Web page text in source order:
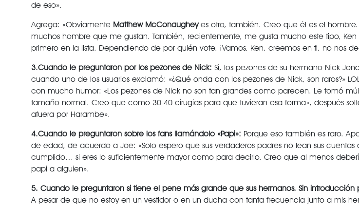
de eso».
Agrega: «Obviamente Matthew McConaugheyes otro, también. Creo que él es el hombre.
muchos hombre que me gustan. También, recientemente, me gusta mucho este tipo, Ken
primero en la lista. Dependiendo de por quién vote. ¡Vamos, Ken, creemos en ti, no nos
3.Cuando le preguntaron por los pezones de Nick: Sí, los pezones de su hermano Nick
cuando uno de los usuarios exclamó: «¿Qué onda con los pezones de Nick, son raros?»
con mucho humor: «Los pezones de Nick no son tan grandes como parecen. Le tomó
tamaño normal. Creo que como 30-40 cirugías para que tuvieran esa forma», después
afuera por Harambe».
4.Cuando le preguntaron sobre los fans llamándolo «Papi»: Porque eso también es raro.
de edad, de acuerdo a Joe: «Solo espero que sus verdaderos padres no lean sus cuentas
cumplido… si eres lo suficientemente mayor como para decirlo. Creo que al menos
papi a alguien».
5. Cuando le preguntaron si tiene el pene más grande que sus hermanos. Sin introducción
A pesar de que no estoy en un vestidor o en un ducha con tanta frecuencia junto a mis